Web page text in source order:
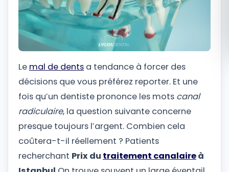
Русский
Le mal de dents a tendance à forcer des
décisions que vous préférez reporter. Et une
fois qu’un dentiste prononce les mots canal
radiculaire, la question suivante concerne
presque toujours l’argent. Combien cela
coûtera-t-il réellement ? Patients
recherchant Prix ​​​​du traitement canalaireà